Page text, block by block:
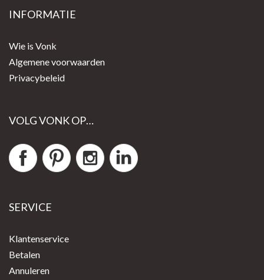
INFORMATIE
Wie is Vonk
Algemene voorwaarden
Privacybeleid
VOLG VONK OP…
SERVICE
Klantenservice
Betalen
Annuleren